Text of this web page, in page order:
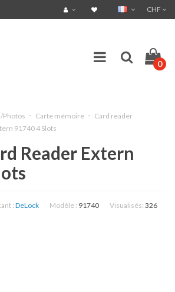
CHF
0
Photos Carte mémoire
Card reader
91740 4 Slots
Reader Extern
: DeLock Modèle : 91740 Visualisés: 326